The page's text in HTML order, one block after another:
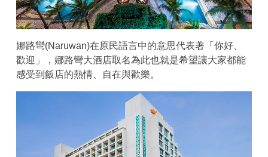
娜路彎(Naruwan)在原民語言中的意思代表著「你好、
歡迎」，娜路彎大酒店取名為此也就是希望讓大家都能
感受到飯店的熱情、自在與歡樂。